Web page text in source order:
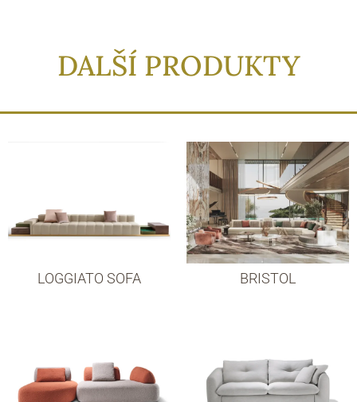
DALŠÍ PRODUKTY
LOGGIATO SOFA BRISTOL